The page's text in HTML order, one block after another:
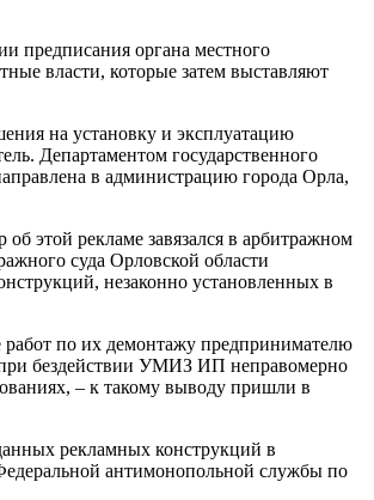
предписания органа местного
власти, которые затем выставляют
на установку и эксплуатацию
Департаментом государственного
в администрацию города Орла,
этой рекламе завязался в арбитражном
суда Орловской области
незаконно установленных в
по их демонтажу предпринимателю
при бездействии УМИЗ ИП неправомерно
– к такому выводу пришли в
рекламных конструкций в
антимонопольной службы по